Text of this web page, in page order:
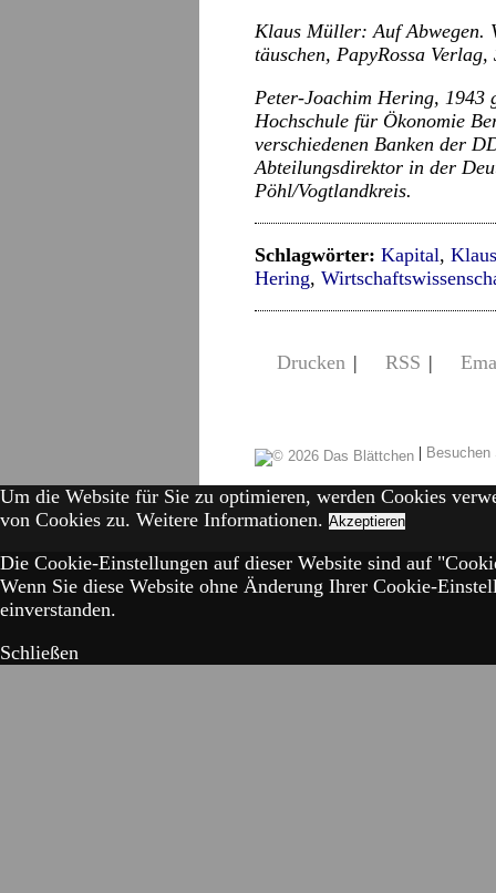
Klaus Müller: Auf Abwegen.
täuschen, PapyRossa
Peter-Joachim Hering, 1943
Hochschule für Ökonomie
verschiedenen Banken der
Abteilungsdirektor in der
Pöhl/Vogtlandkreis.
Schlagwörter: Kapital,
Hering,
Drucken | RSS |
|
Um die Website für Sie zu optimieren, werden Cookies
von Cookies zu. Weitere Informationen. Akzeptieren
Die Cookie-Einstellungen auf dieser Website sind auf
Wenn Sie diese Website ohne Änderung Ihrer Cookie-
einverstanden.
Schließen